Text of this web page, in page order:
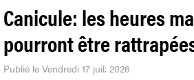
Canicule: les heures
pourront être
Publié le Vendredi 17 juil. 2026